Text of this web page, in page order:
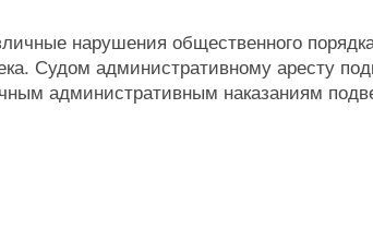
нарушения общественного
Судом административному аресту
административным наказаниям